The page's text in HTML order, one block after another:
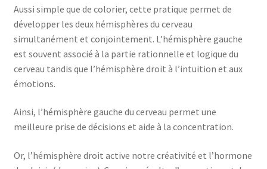
Aussi simple que de colorier, cette pratique permet de
développer les deux hémisphères du cerveau
simultanément et conjointement. L’hémisphère gauche
est souvent associé à la partie rationnelle et logique du
cerveau tandis que l’hémisphère droit à l’intuition et aux
émotions.
Ainsi, l’hémisphère gauche du cerveau permet une
meilleure prise de décisions et aide à la concentration.
Or, l’hémisphère droit active notre créativité et l’hormone